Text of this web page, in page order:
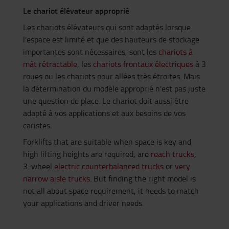
Le chariot élévateur approprié
Les chariots élévateurs qui sont adaptés lorsque
l'espace est limité et que des hauteurs de stockage
importantes sont nécessaires, sont les chariots à
mât rétractable, les chariots frontaux électriques à 3
roues ou les chariots pour allées très étroites. Mais
la détermination du modèle approprié n'est pas juste
une question de place. Le chariot doit aussi être
adapté à vos applications et aux besoins de vos
caristes.
Forklifts that are suitable when space is key and
high lifting heights are required, are reach trucks,
3-wheel electric counterbalanced trucks or very
narrow aisle trucks. But finding the right model is
not all about space requirement, it needs to match
your applications and driver needs.